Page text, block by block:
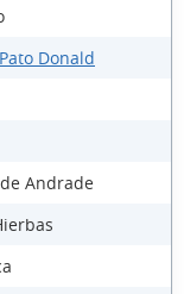
Donald
Andrade